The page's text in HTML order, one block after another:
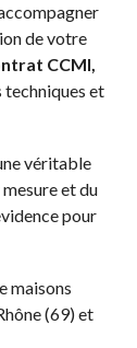
de votre
CCMI,
techniques et
véritable
et du
pour
maisons
(69) et